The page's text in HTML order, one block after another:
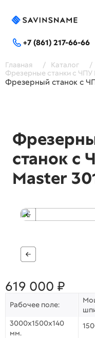
+7 (861) 217-66-66
Главная / Каталог /
Фрезерные станки с ЧПУ
Фрезерный станок с
станок с
Master
619 000 ₽
Рабочее поле:
3000х1500х140
мм.